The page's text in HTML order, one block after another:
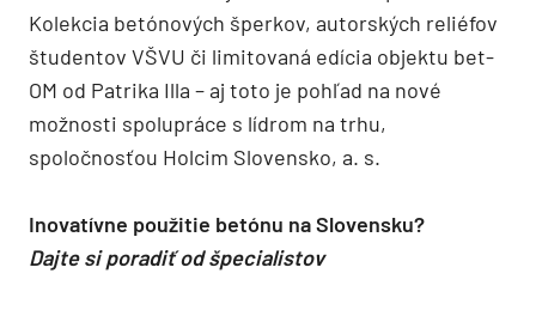
Kolekcia betónových šperkov, autorských reliéfov
študentov VŠVU či limitovaná edícia objektu bet-
OM od Patrika Illa – aj toto je pohľad na nové
možnosti spolupráce s lídrom na trhu,
spoločnosťou Holcim Slovensko, a. s.
Inovatívne použitie betónu na Slovensku?
Dajte si poradiť od špecialistov